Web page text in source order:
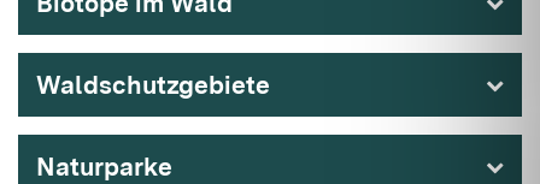
Waldschutzgebiete
Naturparke